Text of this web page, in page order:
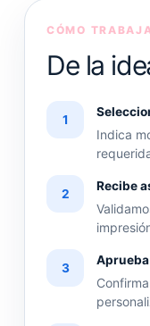
CÓMO
De la
1
Indica
2
Recibe
3